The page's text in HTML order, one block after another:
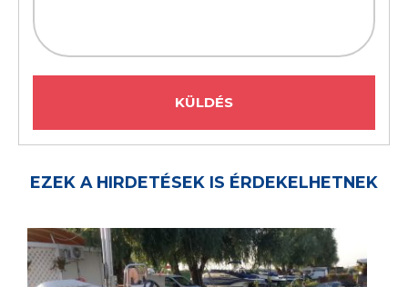
EZEK A HIRDETÉSEK IS ÉRDEKELHETNEK